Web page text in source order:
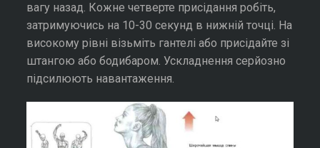
вагу назад. Кожне четверте присідання робіть,
затримуючись на 10-30 секунд в нижній точці. На
високому рівні візьміть гантелі або присідайте зі
штангою або бодибаром. Ускладнення серйозно
підсилюють навантаження.